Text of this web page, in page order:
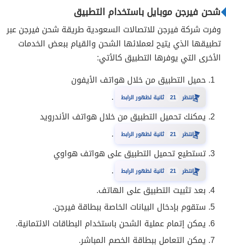
شحن فيرجن موبايل باستخدام التطبيق
وفرت شركة فيرجن للاتصالات السعودية طريقة شحن فيرجن عبر
تطبيقها الذي يتيح لعملائها الشحن والقيام ببعض الخدمات
الأخرى التي يوفرها التطبيق كالأتي:
حميل التطبيق من خلال هواتف الأيفون
⏳انتظر 20 ثانية لظهور الرابط
.
يمكنك تحميل التطبيق من خلال هواتف الأندرويد
⏳انتظر 20 ثانية لظهور الرابط
.
تستطيع تحميل التطبيق على هواتف هواوي
⏳انتظر 20 ثانية لظهور الرابط
.
بعد تثبيت التطبيق على الهاتف.
ستقوم بإدخال البيانات الخاصة ببطاقة فيرجن.
يمكن إتمام عملية الشحن باستخدام البطاقات الائتمانية.
يمكن التعامل ببطاقة الخصم المباشر.